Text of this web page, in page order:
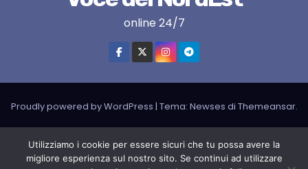
online 24/7
Proudly powered by WordPress | Tema: Newses di Themeansar.
LIVE RADIO
RADIONORDEST Il mio account
Utilizziamo i cookie per essere sicuri che tu possa avere la
migliore esperienza sul nostro sito. Se continui ad utilizzare